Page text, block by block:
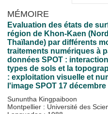
MÉMOIRE
Evaluation des états de
région de Khon-Kaen
Thaïlande) par différents
traitements numériques à
données SPOT :
types de sols et la
: exploitation visuelle et
l'image SPOT 17 décembre
Sununtha Kingpaiboon
Montpellier : Université des